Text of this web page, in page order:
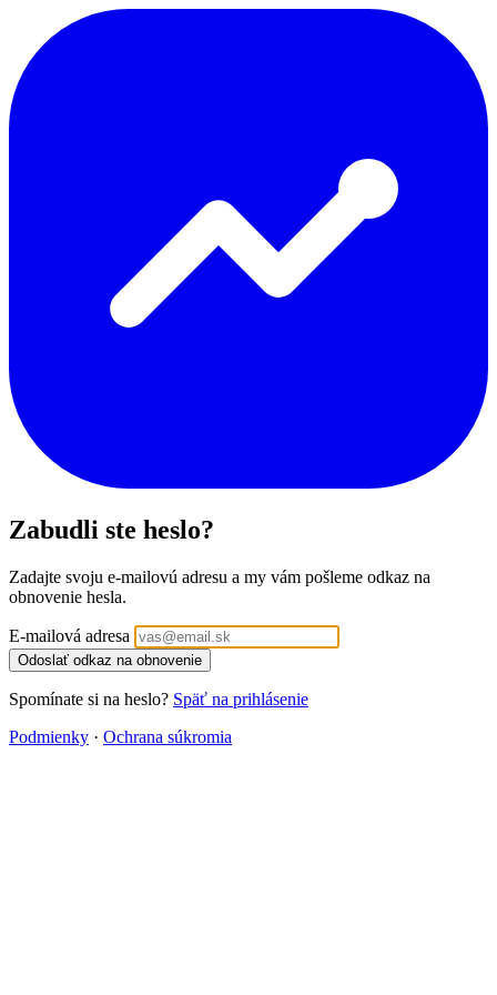
Zabudli ste heslo?
Zadajte svoju e-mailovú adresu a my vám pošleme odkaz na
obnovenie hesla.
E-mailová adresa
Odoslať odkaz na obnovenie
Spomínate si na heslo? Späť na prihlásenie
Podmienky · Ochrana súkromia